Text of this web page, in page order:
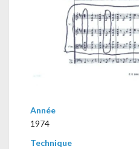
Année
1974
Technique